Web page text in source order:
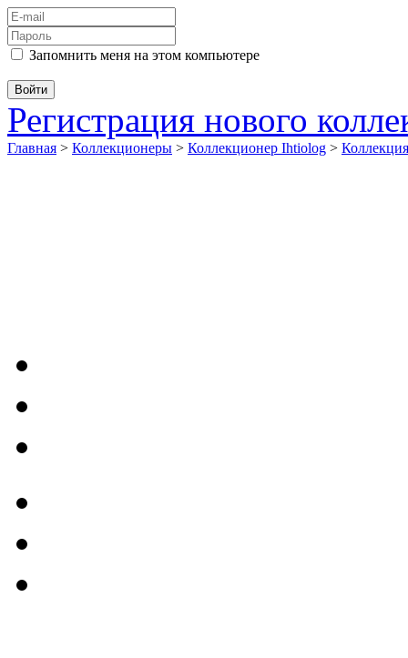
Запомнить меня на этом компьютере
Регистрация нового
Главная > Коллекционеры > Коллекционер Ihtiolog >